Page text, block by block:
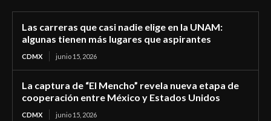
Las carreras que casi nadie elige en la UNAM:
algunas tienen más lugares que aspirantes
CDMX junio 15, 2026
La captura de “El Mencho” revela nueva etapa de
cooperación entre México y Estados Unidos
CDMX junio 15, 2026